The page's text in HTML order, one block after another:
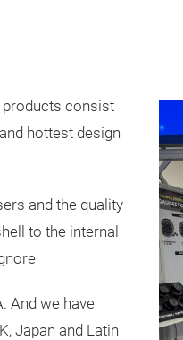
products consist
hottest design
and the quality
to the internal
And we have
Japan and Latin